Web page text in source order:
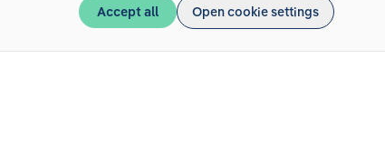
Accept all Open cookie settings